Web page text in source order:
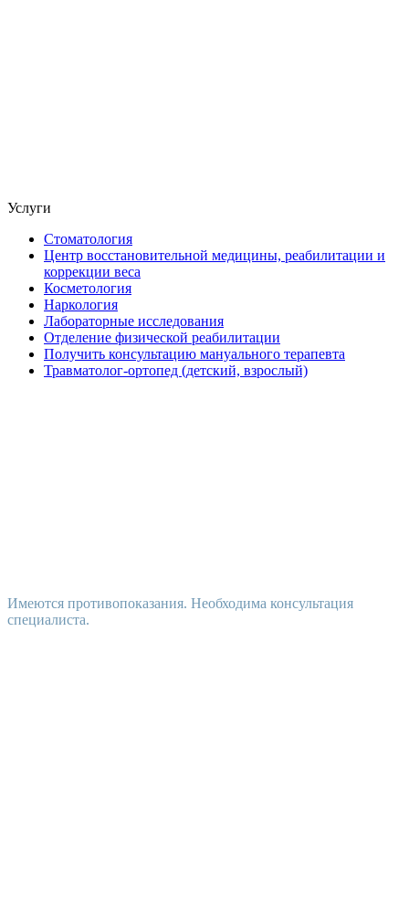
Услуги
Стоматология
Центр восстановительной медицины, реабилитации и
коррекции веса
Косметология
Наркология
Лабораторные исследования
Отделение физической реабилитации
Получить консультацию мануального терапевта
Травматолог-ортопед (детский, взрослый)
Имеются противопоказания. Необходима консультация
специалиста.